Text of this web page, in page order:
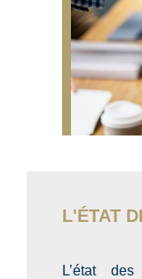
L'ÉTAT
L’état